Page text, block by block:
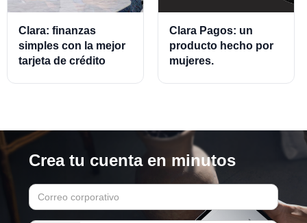
Clara: finanzas
simples con la mejor
tarjeta de crédito
Clara Pagos: un
producto hecho por
mujeres.
Crea tu cuenta en minutos